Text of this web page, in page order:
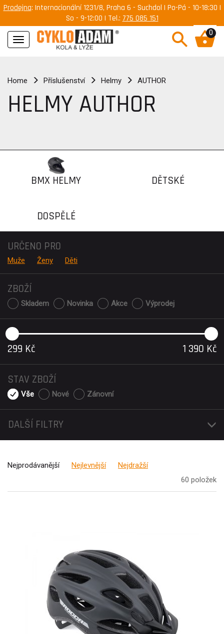
Prodejna: Internacionální 1231/8, Praha 6 - Suchdol | Po-Pá - 10-18:30 |
So - 9-12:00 | Tel.: 775 085 151
Navigace
0
Home Příslušenství Helmy AUTHOR
HELMY AUTHOR
BMX HELMY DĚTSKÉ
DOSPĚLÉ
URČENO PRO
Muže Ženy Děti
ZBOŽÍ
Skladem Novinka Akce Výprodej
299 Kč 1 390 Kč
STAV ZBOŽÍ
Vše Nové Zánovní
DALŠÍ FILTRY
Nejprodávanější Nejlevnější
Nejdražší
60 položek